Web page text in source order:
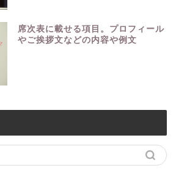
席次表に載せる項目。プロフィール
やご挨拶文などの内容や例文